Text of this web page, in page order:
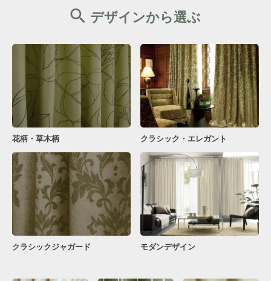
デザインから選ぶ
花柄・草木柄 クラシック・エレガント
クラシックジャガード モダンデザイン